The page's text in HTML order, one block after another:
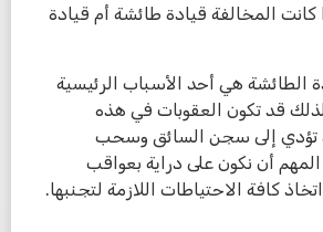
كانت المخالفة قيادة طائشة أم قيادة
الطائشة هي أحد الأسباب الرئيسية
قد تكون العقوبات في هذه
تؤدي إلى سجن السائق وسحب
أن نكون على دراية بعواقب
كافة الاحتياطات اللازمة لتجنبها.